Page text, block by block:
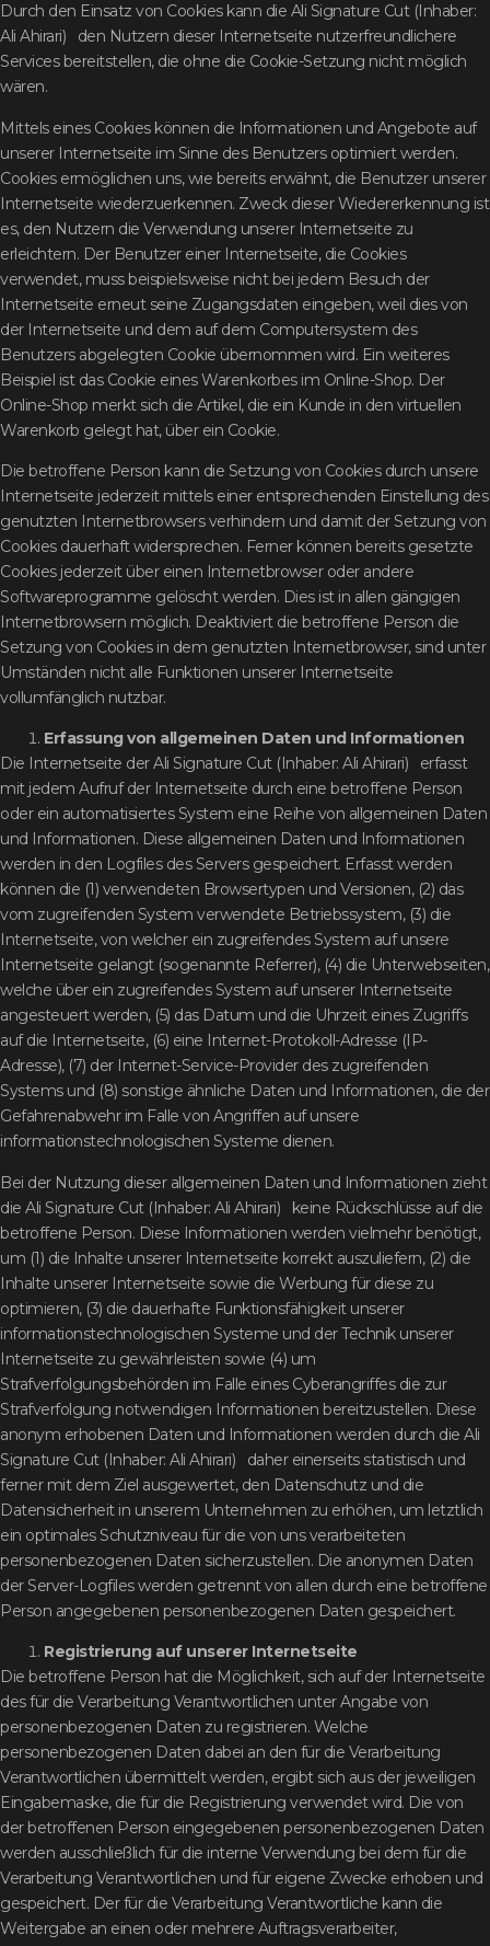
Durch den Einsatz von Cookies kann die Ali Signature Cut (Inhaber:
Ali Ahirari) den Nutzern dieser Internetseite nutzerfreundlichere
Services bereitstellen, die ohne die Cookie-Setzung nicht möglich
wären.
Mittels eines Cookies können die Informationen und Angebote auf
unserer Internetseite im Sinne des Benutzers optimiert werden.
Cookies ermöglichen uns, wie bereits erwähnt, die Benutzer unserer
Internetseite wiederzuerkennen. Zweck dieser Wiedererkennung ist
es, den Nutzern die Verwendung unserer Internetseite zu
erleichtern. Der Benutzer einer Internetseite, die Cookies
verwendet, muss beispielsweise nicht bei jedem Besuch der
Internetseite erneut seine Zugangsdaten eingeben, weil dies von
der Internetseite und dem auf dem Computersystem des
Benutzers abgelegten Cookie übernommen wird. Ein weiteres
Beispiel ist das Cookie eines Warenkorbes im Online-Shop. Der
Online-Shop merkt sich die Artikel, die ein Kunde in den virtuellen
Warenkorb gelegt hat, über ein Cookie.
Die betroffene Person kann die Setzung von Cookies durch unsere
Internetseite jederzeit mittels einer entsprechenden Einstellung des
genutzten Internetbrowsers verhindern und damit der Setzung von
Cookies dauerhaft widersprechen. Ferner können bereits gesetzte
Cookies jederzeit über einen Internetbrowser oder andere
Softwareprogramme gelöscht werden. Dies ist in allen gängigen
Internetbrowsern möglich. Deaktiviert die betroffene Person die
Setzung von Cookies in dem genutzten Internetbrowser, sind unter
Umständen nicht alle Funktionen unserer Internetseite
vollumfänglich nutzbar.
Erfassung von allgemeinen Daten und Informationen
Die Internetseite der Ali Signature Cut (Inhaber: Ali Ahirari) erfasst
mit jedem Aufruf der Internetseite durch eine betroffene Person
oder ein automatisiertes System eine Reihe von allgemeinen Daten
und Informationen. Diese allgemeinen Daten und Informationen
werden in den Logfiles des Servers gespeichert. Erfasst werden
können die (1) verwendeten Browsertypen und Versionen, (2) das
vom zugreifenden System verwendete Betriebssystem, (3) die
Internetseite, von welcher ein zugreifendes System auf unsere
Internetseite gelangt (sogenannte Referrer), (4) die Unterwebseiten,
welche über ein zugreifendes System auf unserer Internetseite
angesteuert werden, (5) das Datum und die Uhrzeit eines Zugriffs
auf die Internetseite, (6) eine Internet-Protokoll-Adresse (IP-
Adresse), (7) der Internet-Service-Provider des zugreifenden
Systems und (8) sonstige ähnliche Daten und Informationen, die der
Gefahrenabwehr im Falle von Angriffen auf unsere
informationstechnologischen Systeme dienen.
Bei der Nutzung dieser allgemeinen Daten und Informationen zieht
die Ali Signature Cut (Inhaber: Ali Ahirari) keine Rückschlüsse auf die
betroffene Person. Diese Informationen werden vielmehr benötigt,
um (1) die Inhalte unserer Internetseite korrekt auszuliefern, (2) die
Inhalte unserer Internetseite sowie die Werbung für diese zu
optimieren, (3) die dauerhafte Funktionsfähigkeit unserer
informationstechnologischen Systeme und der Technik unserer
Internetseite zu gewährleisten sowie (4) um
Strafverfolgungsbehörden im Falle eines Cyberangriffes die zur
Strafverfolgung notwendigen Informationen bereitzustellen. Diese
anonym erhobenen Daten und Informationen werden durch die Ali
Signature Cut (Inhaber: Ali Ahirari) daher einerseits statistisch und
ferner mit dem Ziel ausgewertet, den Datenschutz und die
Datensicherheit in unserem Unternehmen zu erhöhen, um letztlich
ein optimales Schutzniveau für die von uns verarbeiteten
personenbezogenen Daten sicherzustellen. Die anonymen Daten
der Server-Logfiles werden getrennt von allen durch eine betroffene
Person angegebenen personenbezogenen Daten gespeichert.
Registrierung auf unserer Internetseite
Die betroffene Person hat die Möglichkeit, sich auf der Internetseite
des für die Verarbeitung Verantwortlichen unter Angabe von
personenbezogenen Daten zu registrieren. Welche
personenbezogenen Daten dabei an den für die Verarbeitung
Verantwortlichen übermittelt werden, ergibt sich aus der jeweiligen
Eingabemaske, die für die Registrierung verwendet wird. Die von
der betroffenen Person eingegebenen personenbezogenen Daten
werden ausschließlich für die interne Verwendung bei dem für die
Verarbeitung Verantwortlichen und für eigene Zwecke erhoben und
gespeichert. Der für die Verarbeitung Verantwortliche kann die
Weitergabe an einen oder mehrere Auftragsverarbeiter,